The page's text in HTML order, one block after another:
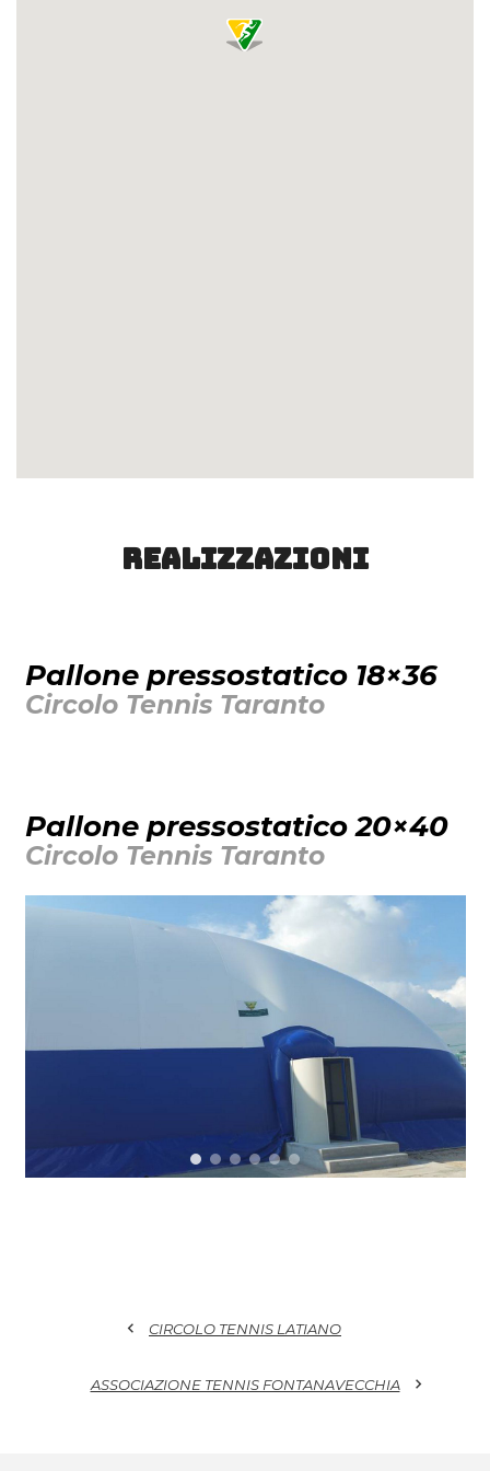
Realizzazioni
Pallone pressostatico 18×36
Circolo Tennis Taranto
Pallone pressostatico 20×40
Circolo Tennis Taranto
CIRCOLO TENNIS LATIANO
chevron_left
ASSOCIAZIONE TENNIS FONTANAVECCHIA chevron_right